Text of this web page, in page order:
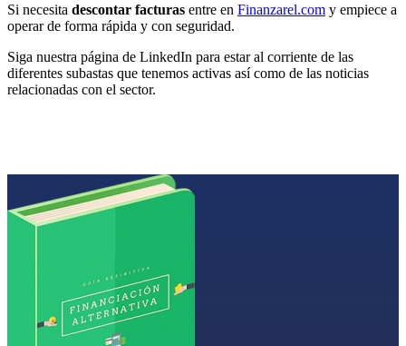
Si necesita descontar facturas entre en Finanzarel.com y empiece a
operar de forma rápida y con seguridad.
Siga nuestra página de LinkedIn para estar al corriente de las
diferentes subastas que tenemos activas así como de las noticias
relacionadas con el sector.